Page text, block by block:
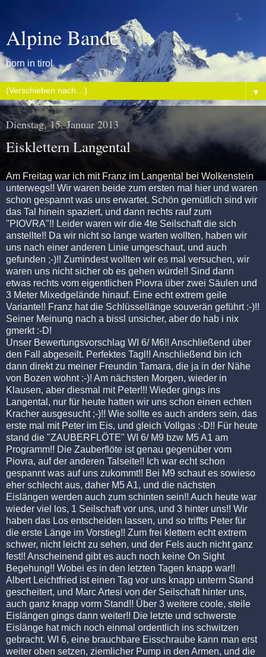
Alpine Bande
born in tirol
▼
Dienstag, 15. Januar 2013
Eisklettern Langental
Am Freitag war ich mit Franz im Langental bei Wolkenstein
unterwegs!! Wir waren beide zum ersten mal hier und waren
schon gespannt was uns erwartet. Schön gemütlich sind wir
das Tal hinein spaziert, und dann rechts rauf zum
"PIOVRA"!! Leider waren wir die 4te Seilschaft die sich
anstellte!! Da wir nicht so lange warten wollten, haben wir
uns nach einer anderen Linie umgeschaut, und auch
gefunden ;-)!! Zumindest wollten wir es mal versuchen, wir
waren uns nicht sicher ob es gehen würde!! Sind dann
etwas rechts vom eigentlichen Piovra über zwei Säulen und
3 Meter Mixedgelände hinauf. Eine echt extrem geile
Variante!! Franz hat die Schlüssellänge souverän geführt :-)!!
Seiner Meinung nach a bissl unsicher, aber do hab i nix
gmerkt :-D!
Unser Bewertungsvorschlag WI 6/ M6!! Anschließend über
den Fall abgeseilt. Perfektes Tagl!! Anschließend bin ich
dann direkt zu meiner Freundin Tamara, die ja in der Nähe
von Bozen wohnt :-)! Am nächsten Morgen, wieder in
Klausen, aber diesmal mit Peter!!! Wieder gings ins
Langental, nur für heute hatten wir uns schon einen echten
Kracher ausgesucht ;-)!! Wie sollte es auch anders sein, das
erste mal mit Peter im Eis, und gleich Vollgas :-D!! Für heute
stand die "ZAUBERFLÖTE" WI 6/ M9 bzw M5 A1 am
Programm!! Die Zauberflöte ist genau gegenüber vom
Piovra, auf der anderen Talseite!! Ich war echt schon
gespannt was auf uns zukommt!! Bei M9 schaut es sowieso
eher schlecht aus, daher M5 A1, und die nächsten
Eislängen werden auch zum schinten sein!! Auch heute war
wieder viel los, 1 Seilschaft vor uns, und 3 hinter uns!! Wir
haben das Los entscheiden lassen, und so triffts Peter für
die erste Länge im Vorstieg!! Zum frei klettern echt extrem
schwer, nicht leicht zu sehen, und der Fels auch nicht ganz
fest!! Anscheinend gibt es auch noch keine On Sight
Begehung!! Wobei es in den letzten Tagen knapp war!!
Albert Leichtfried ist einen Tag vor uns knapp unterm Stand
gescheitert, und Marc Artesi von der Seilschaft hinter uns,
auch ganz knapp vorm Stand!! Über 3 weitere coole, steile
Eislängen gings dann weiter!! Die letzte und schwerste
Eislänge hat mich noch einmal ordentlich ins schwitzen
gebracht. WI 6, eine brauchbare Eisschraube kann man erst
weiter oben setzen, ziemlicher Pump in den Armen, und die